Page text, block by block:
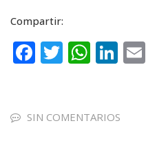
Compartir:
F
e
T
te
W
ts
Li
e
SIN COMENTARIOS